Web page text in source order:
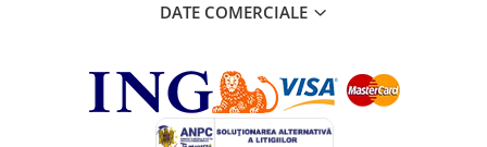
DATE COMERCIALE